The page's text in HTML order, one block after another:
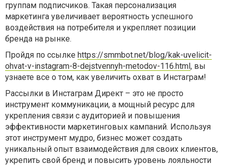
группам подписчиков. Такая персонализация
маркетинга увеличивает вероятность успешного
воздействия на потребителя и укрепляет позиции
бренда на рынке.
Пройдя по ссылке https://smmbot.net/blog/kak-uvelicit-
ohvat-v-instagram-8-dejstvennyh-metodov-116.html, вы
узнаете все о том, как увеличить охват в Инстаграм!
Рассылки в Инстаграм Директ – это не просто
инструмент коммуникации, а мощный ресурс для
укрепления связи с аудиторией и повышения
эффективности маркетинговых кампаний. Используя
этот инструмент мудро, бизнес может создать
уникальный опыт взаимодействия для своих клиентов,
укрепить свой бренд и повысить уровень лояльности